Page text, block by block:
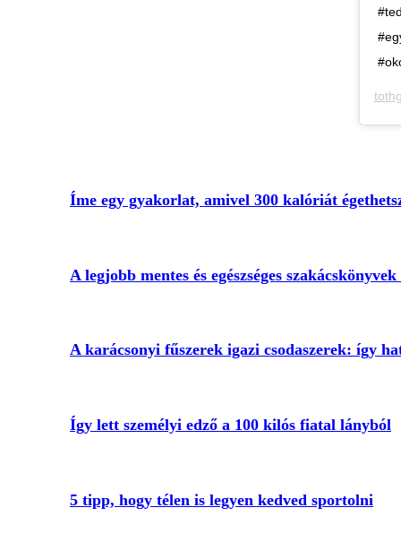
Íme egy gyakorlat, amivel 300 kalóriát
A legjobb mentes és egészséges
A karácsonyi fűszerek igazi csodaszerek: így
Így lett személyi edző a 100 kilós fiatal lányból
5 tipp, hogy télen is legyen kedved sportolni